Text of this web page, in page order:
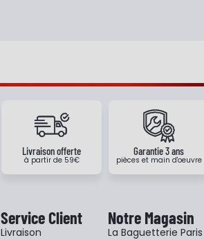
Livraison offerte
à partir de 59€
Garantie 3 ans
pièces et main d'oeuvre
Service Client
Livraison
Notre Magasin
La Baguetterie Paris